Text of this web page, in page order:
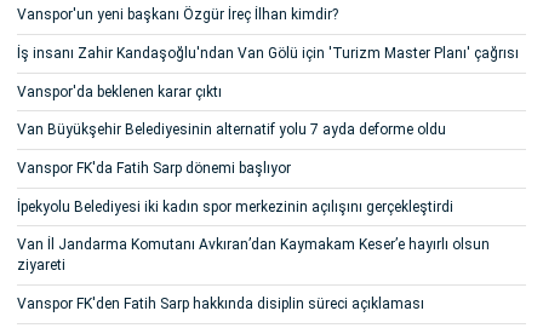
Vanspor'un yeni başkanı Özgür İreç İlhan kimdir?
İş insanı Zahir Kandaşoğlu'ndan Van Gölü için 'Turizm Master Planı' çağrısı
Vanspor'da beklenen karar çıktı
Van Büyükşehir Belediyesinin alternatif yolu 7 ayda deforme oldu
Vanspor FK'da Fatih Sarp dönemi başlıyor
İpekyolu Belediyesi iki kadın spor merkezinin açılışını gerçekleştirdi
Van İl Jandarma Komutanı Avkıran’dan Kaymakam Keser’e hayırlı olsun
ziyareti
Vanspor FK'den Fatih Sarp hakkında disiplin süreci açıklaması